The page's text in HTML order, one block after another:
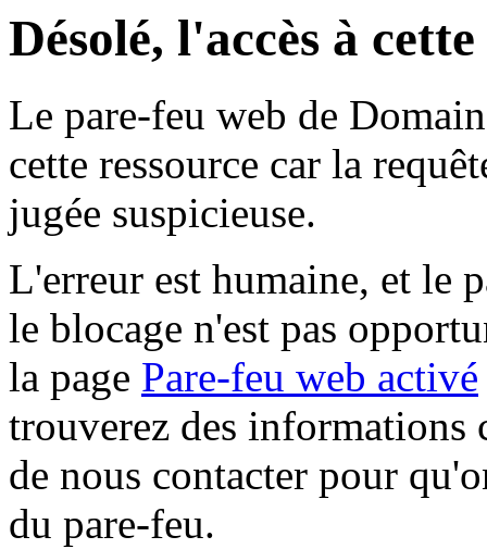
Désolé, l'accès à
Le pare-feu web de
cette ressource car la
jugée suspicieuse.
L'erreur est humaine, et le
le blocage n'est pas
la page Pare-feu web activé
trouverez des informations
de nous contacter pour
du pare-feu.